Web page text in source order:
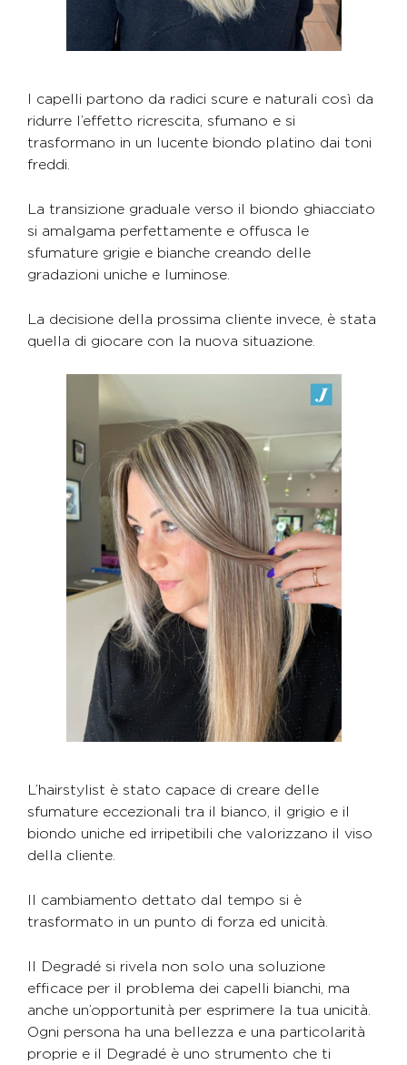
I capelli partono da radici scure e naturali così da
ridurre l’effetto ricrescita, sfumano e si
trasformano in un lucente biondo platino dai toni
freddi.
La transizione graduale verso il biondo ghiacciato
si amalgama perfettamente e offusca le
sfumature grigie e bianche creando delle
gradazioni uniche e luminose.
La decisione della prossima cliente invece, è stata
quella di giocare con la nuova situazione.
L’hairstylist è stato capace di creare delle
sfumature eccezionali tra il bianco, il grigio e il
biondo uniche ed irripetibili che valorizzano il viso
della cliente.
Il cambiamento dettato dal tempo si è
trasformato in un punto di forza ed unicità.
Il Degradé si rivela non solo una soluzione
efficace per il problema dei capelli bianchi, ma
anche un’opportunità per esprimere la tua unicità.
Ogni persona ha una bellezza e una particolarità
proprie e il Degradé è uno strumento che ti